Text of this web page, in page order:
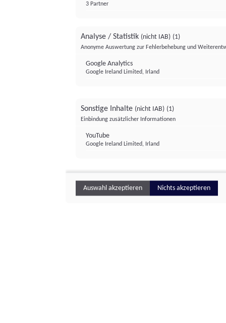
3 Partner
Analyse / Statistik (nicht IAB) (1)
Anonyme Auswertung zur Fehlerbehebung und
Google Analytics
Google Ireland Limited, Irland
Sonstige Inhalte (nicht IAB) (1)
Einbindung zusätzlicher Informationen
YouTube
Google Ireland Limited, Irland
Auswahl akzeptieren Nichts akzeptieren